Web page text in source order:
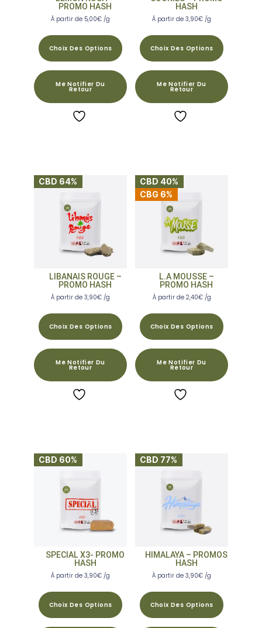
PROMO HASH
À partir de 5,00€ /g
Choix Des Options
Me Notifier Du
Retour
HASH
À partir de 3,90€ /g
Choix Des Options
Me Notifier Du
Retour
CBD 64%
LIBANAIS ROUGE –
PROMO HASH
À partir de 3,90€ /g
Choix Des Options
Me Notifier Du
Retour
CBD 40%
CBG 6%
L.A MOUSSE –
PROMO HASH
À partir de 2,40€ /g
Choix Des Options
Me Notifier Du
Retour
CBD 60%
SPECIAL X3- PROMO
HASH
À partir de 3,90€ /g
Choix Des Options
CBD 77%
HIMALAYA – PROMOS
HASH
À partir de 3,90€ /g
Choix Des Options